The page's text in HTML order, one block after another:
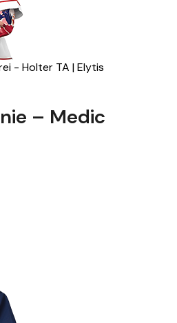
- Holter TA | Elytis
– Medic